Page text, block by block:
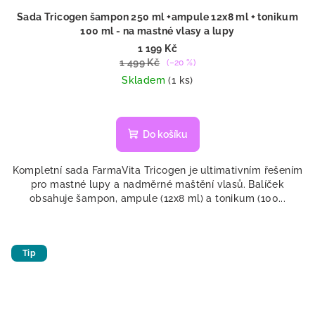
Sada Tricogen šampon 250 ml +ampule 12x8 ml + tonikum
100 ml - na mastné vlasy a lupy
1 199 Kč
1 499 Kč
(–20 %)
Skladem(1 ks)
Do košíku
Kompletní sada FarmaVita Tricogen je ultimativním řešením
pro mastné lupy a nadměrné maštění vlasů. Balíček
obsahuje šampon, ampule (12x8 ml) a tonikum (100...
Tip